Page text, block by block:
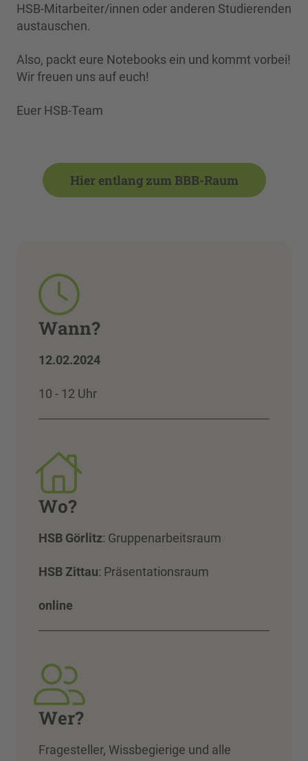
HSB-Mitarbeiter/innen oder anderen Studierenden
austauschen.
Also, packt eure Notebooks ein und kommt vorbei!
Wir freuen uns auf euch!
Euer HSB-Team
Hier entlang zum BBB-Raum
Wann?
12.02.2024
10 - 12 Uhr
Wo?
HSB Görlitz: Gruppenarbeitsraum
HSB Zittau: Präsentationsraum
online
Wer?
Fragesteller, Wissbegierige und alle